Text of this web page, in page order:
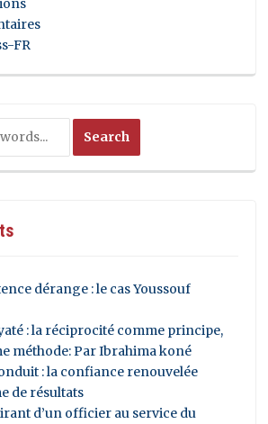
FR
dérange : le cas Youssouf
: la réciprocité comme principe,
méthode: Par Ibrahima koné
: la confiance renouvelée
de résultats
d’un officier au service du